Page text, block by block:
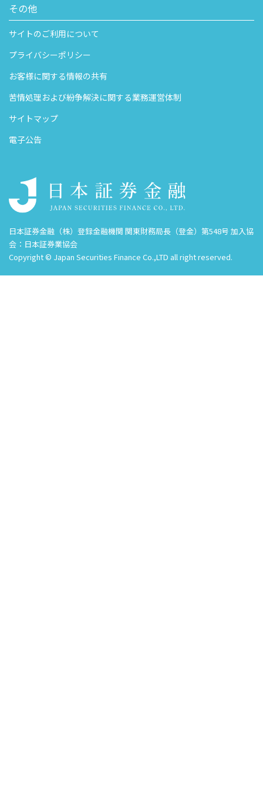
その他
サイトのご利用について
プライバシーポリシー
お客様に関する情報の共有
苦情処理および紛争解決に関する業務運営体制
サイトマップ
電子公告
日本証券金融（株）登録金融機関 関東財務局長（登金）第548号 加入協
会：日本証券業協会
Copyright © Japan Securities Finance Co.,LTD all right reserved.